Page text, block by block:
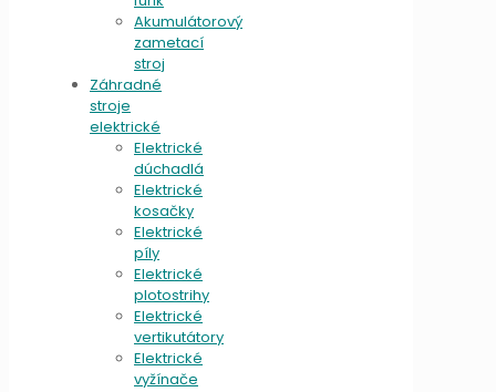
Akumulátorový
zametací
stroj
Záhradné
stroje
elektrické
Elektrické
dúchadlá
Elektrické
kosačky
Elektrické
píly
Elektrické
plotostrihy
Elektrické
vertikutátory
Elektrické
vyžínače